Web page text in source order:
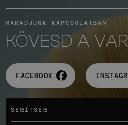
MARADJUNK KAPCSOLATBAN
KÖVESD A
FACEBOOK
SEGÍTSÉG